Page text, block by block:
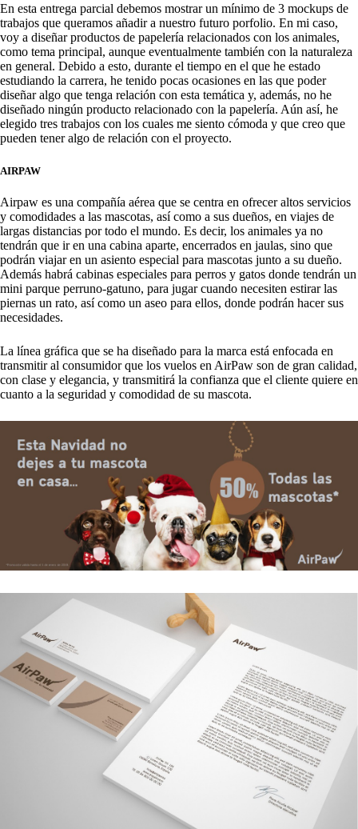
En esta entrega parcial debemos mostrar un mínimo de 3 mockups de
trabajos que queramos añadir a nuestro futuro porfolio. En mi caso,
voy a diseñar productos de papelería relacionados con los animales,
como tema principal, aunque eventualmente también con la naturaleza
en general. Debido a esto, durante el tiempo en el que he estado
estudiando la carrera, he tenido pocas ocasiones en las que poder
diseñar algo que tenga relación con esta temática y, además, no he
diseñado ningún producto relacionado con la papelería. Aún así, he
elegido tres trabajos con los cuales me siento cómoda y que creo que
pueden tener algo de relación con el proyecto.
AIRPAW
Airpaw es una compañía aérea que se centra en ofrecer altos servicios
y comodidades a las mascotas, así como a sus dueños, en viajes de
largas distancias por todo el mundo. Es decir, los animales ya no
tendrán que ir en una cabina aparte, encerrados en jaulas, sino que
podrán viajar en un asiento especial para mascotas junto a su dueño.
Además habrá cabinas especiales para perros y gatos donde tendrán un
mini parque perruno-gatuno, para jugar cuando necesiten estirar las
piernas un rato, así como un aseo para ellos, donde podrán hacer sus
necesidades.
La línea gráfica que se ha diseñado para la marca está enfocada en
transmitir al consumidor que los vuelos en AirPaw son de gran calidad,
con clase y elegancia, y transmitirá la confianza que el cliente quiere en
cuanto a la seguridad y comodidad de su mascota.